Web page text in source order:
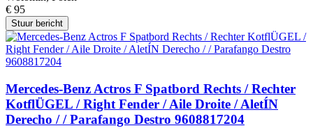
€ 95
Stuur bericht
Mercedes-Benz Actros F Spatbord Rechts / Rechter
KotflÜGEL / Right Fender / Aile Droite / AletÍN
Derecho / / Parafango Destro 9608817204